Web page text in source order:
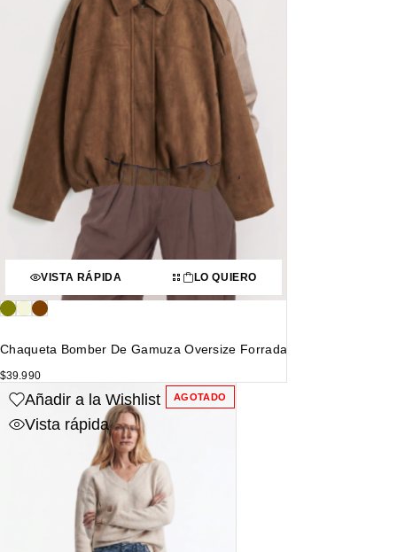
VISTA RÁPIDA LO QUIERO
Chaqueta Bomber De Gamuza Oversize Forrada
$39.990
AGOTADO
Añadir a la Wishlist
Vista rápida